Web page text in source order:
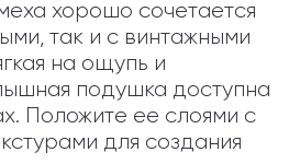
хорошо сочетается
так и с винтажными
на ощупь и
подушка доступна
Положите ее слоями с
для создания